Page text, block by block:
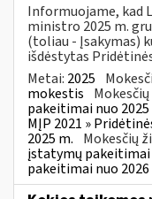
Informuojame, kad
ministro 2025 m.
(toliau - Įsakymas)
išdėstytas
Metai: 2025
mokestis
pakeitimai nuo 2025
MĮP 2021 »
2025 m. Mokesčių
įstatymų pakeitimai
pakeitimai nuo 2026